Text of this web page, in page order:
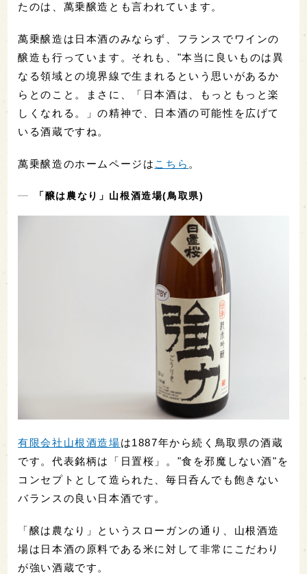
たのは、萬乗醸造とも言われています。
萬乗醸造は日本酒のみならず、フランスでワインの
醸造も行っています。それも、"本当に良いものは異
なる領域との境界線で生まれるという思いがあるか
らとのこと。まさに、「日本酒は、もっともっと楽
しくなれる。」の精神で、日本酒の可能性を広げて
いる酒蔵ですね。
萬乗醸造のホームページは こちら 。
「醸は農なり」山根酒造場(鳥取県)
有限会社山根酒造場は1887年から続く鳥取県の酒蔵
です。代表銘柄は「日置桜」。"食を邪魔しない酒"を
コンセプトとして造られた、毎日呑んでも飽きない
バランスの良い日本酒です。
「醸は農なり」というスローガンの通り、山根酒造
場は日本酒の原料である米に対して非常にこだわり
が強い酒蔵です。